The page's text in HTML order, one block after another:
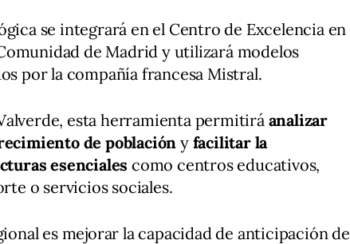
se integrará en el Centro de Excelencia en
de Madrid y utilizará modelos
por la compañía francesa Mistral.
esta herramienta permitirá analizar
de población y facilitar la
esenciales como centros educativos,
o servicios sociales.
es mejorar la capacidad de anticipación de